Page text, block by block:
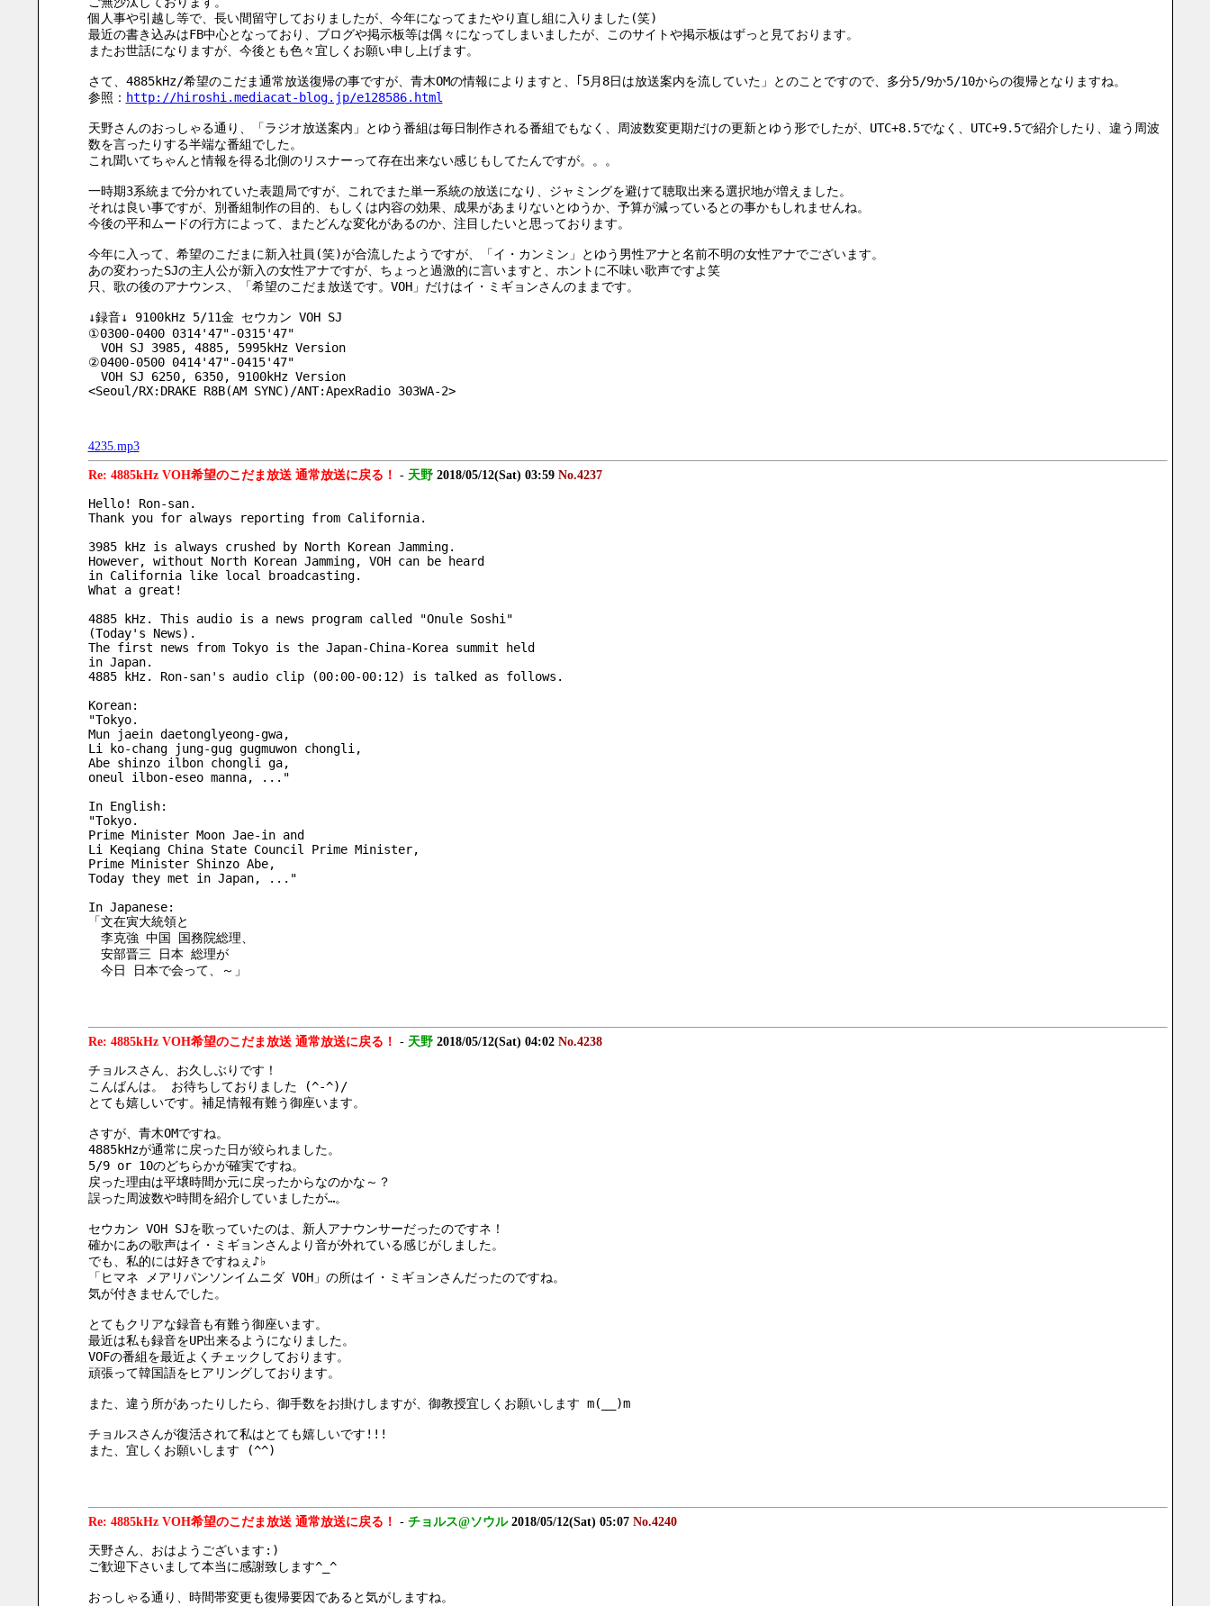
個人事や引越し等で、長い間留守しておりましたが、今年になってまたやり直し組に入りました(笑)
最近の書き込みはFB中心となっており、ブログや掲示板等は偶々になってしまいましたが、このサイトや掲示板はずっと見ております。
またお世話になりますが、今後とも色々宜しくお願い申し上げます。
さて、4885kHz/希望のこだま通常放送復帰の事ですが、青木OMの情報によりますと、｢5月8日は放送案内を流していた」とのことですので、多分5/9か5/10からの復帰となりますね。
参照： http://hiroshi.mediacat-blog.jp/e128586.html
天野さんのおっしゃる通り、「ラジオ放送案内」とゆう番組は毎日制作される番組でもなく、周波数変更期だけの更新とゆう形でしたが、UTC+8.5でなく、UTC+9.5で紹介したり、違う周波
数を言ったりする半端な番組でした。
これ聞いてちゃんと情報を得る北側のリスナーって存在出来ない感じもしてたんですが。。。
一時期3系統まで分かれていた表題局ですが、これでまた単一系統の放送になり、ジャミングを避けて聴取出来る選択地が増えました。
それは良い事ですが、別番組制作の目的、もしくは内容の効果、成果があまりないとゆうか、予算が減っているとの事かもしれませんね。
今後の平和ムードの行方によって、またどんな変化があるのか、注目したいと思っております。
今年に入って、希望のこだまに新入社員(笑)が合流したようですが、「イ・カンミン」とゆう男性アナと名前不明の女性アナでございます。
あの変わったSJの主人公が新入の女性アナですが、ちょっと過激的に言いますと、ホントに不味い歌声ですよ笑
只、歌の後のアナウンス、「希望のこだま放送です。VOH」だけはイ・ミギョンさんのままです。
↓録音↓ 9100kHz 5/11金 セウカン VOH SJ
①0300-0400 0314'47"-0315'47"
VOH SJ 3985, 4885, 5995kHz Version
②0400-0500 0414'47"-0415'47"
VOH SJ 6250, 6350, 9100kHz Version
<Seoul/RX:DRAKE R8B(AM SYNC)/ANT:ApexRadio 303WA-2>
4235.mp3
Re: 4885kHz VOH希望のこだま放送 通常放送に戻る！ - 天野 2018/05/12(Sat) 03:59 No.4237
Hello! Ron-san.
Thank you for always reporting from California.
3985 kHz is always crushed by North Korean Jamming.
However, without North Korean Jamming, VOH can be heard
in California like local broadcasting.
What a great!
4885 kHz. This audio is a news program called "Onule Soshi"
(Today's News).
The first news from Tokyo is the Japan-China-Korea summit held
in Japan.
4885 kHz. Ron-san's audio clip (00:00-00:12) is talked as follows.
Korean:
"Tokyo.
Mun jaein daetonglyeong-gwa,
Li ko-chang jung-gug gugmuwon chongli,
Abe shinzo ilbon chongli ga,
oneul ilbon-eseo manna, ..."
In English:
"Tokyo.
Prime Minister Moon Jae-in and
Li Keqiang China State Council Prime Minister,
Prime Minister Shinzo Abe,
Today they met in Japan, ..."
In Japanese:
「文在寅大統領と
李克強 中国 国務院総理、
安部晋三 日本 総理が
今日 日本で会って、～」
Re: 4885kHz VOH希望のこだま放送 通常放送に戻る！ - 天野 2018/05/12(Sat) 04:02 No.4238
チョルスさん、お久しぶりです！
こんばんは。 お待ちしておりました (^-^)/
とても嬉しいです。補足情報有難う御座います。
さすが、青木OMですね。
4885kHzが通常に戻った日が絞られました。
5/9 or 10のどちらかが確実ですね。
戻った理由は平壌時間か元に戻ったからなのかな～？
誤った周波数や時間を紹介していましたが…。
セウカン VOH SJを歌っていたのは、新人アナウンサーだったのですネ！
確かにあの歌声はイ・ミギョンさんより音が外れている感じがしました。
でも、私的には好きですねぇ♪♭
「ヒマネ メアリパンソンイムニダ VOH」の所はイ・ミギョンさんだったのですね。
気が付きませんでした。
とてもクリアな録音も有難う御座います。
最近は私も録音をUP出来るようになりました。
VOFの番組を最近よくチェックしております。
頑張って韓国語をヒアリングしております。
また、違う所があったりしたら、御手数をお掛けしますが、御教授宜しくお願いします m(__)m
チョルスさんが復活されて私はとても嬉しいです!!!
また、宜しくお願いします (^^)
Re: 4885kHz VOH希望のこだま放送 通常放送に戻る！ - チョルス@ソウル 2018/05/12(Sat) 05:07 No.4240
天野さん、おはようございます:)
ご歓迎下さいまして本当に感謝致します^_^
おっしゃる通り、時間帯変更も復帰要因であると気がしますね。